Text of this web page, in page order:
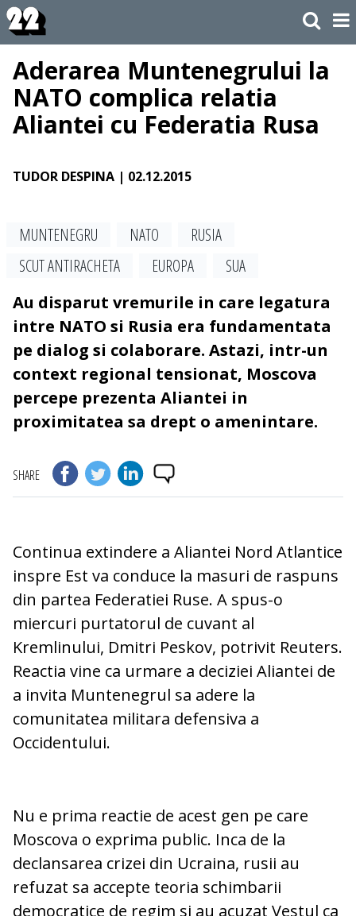
Aderarea Muntenegrului la
NATO complica relatia
Aliantei cu Federatia Rusa
TUDOR DESPINA | 02.12.2015
MUNTENEGRU NATO
RUSIA
SCUT ANTIRACHETA
EUROPA
SUA
Au disparut vremurile in care legatura
intre NATO si Rusia era fundamentata
pe dialog si colaborare. Astazi, intr-un
context regional tensionat, Moscova
percepe prezenta Aliantei in
proximitatea sa drept o amenintare.
SHARE
Continua extindere a Aliantei Nord Atlantice
inspre Est va conduce la masuri de raspuns
din partea Federatiei Ruse. A spus-o
miercuri purtatorul de cuvant al
Kremlinului, Dmitri Peskov, potrivit Reuters.
Reactia vine ca urmare a deciziei Aliantei de
a invita Muntenegrul sa adere la
comunitatea militara defensiva a
Occidentului.
Nu e prima reactie de acest gen pe care
Moscova o exprima public. Inca de la
declansarea crizei din Ucraina, rusii au
refuzat sa accepte teoria schimbarii
democratice de regim si au acuzat Vestul ca